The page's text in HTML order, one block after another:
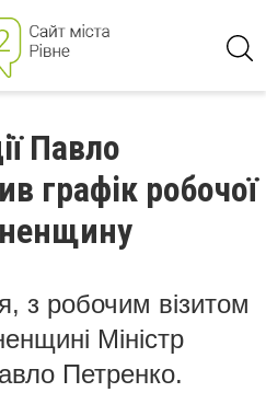
Павло
графік робочої
з робочим візитом
Міністр
Петренко.